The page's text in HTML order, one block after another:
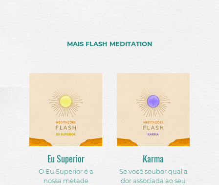
MAIS FLASH MEDITATION
Eu Superior
O Eu Superior é a
nossa metade
Karma
Se você souber qual a
dor associada ao seu